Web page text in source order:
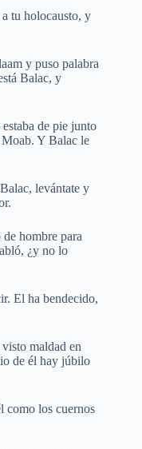
tu holocausto, y
y puso palabra
Balac, y
de pie junto
Y Balac le
levántate y
hombre para
¿y no lo
El ha bendecido,
maldad en
de él hay júbilo
como los cuernos